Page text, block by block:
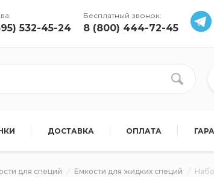
532-45-24
Бесплатный звонок:
8 (800) 444-72-45
ДОСТАВКА ОПЛАТА
для специй Емкости для жидких специй